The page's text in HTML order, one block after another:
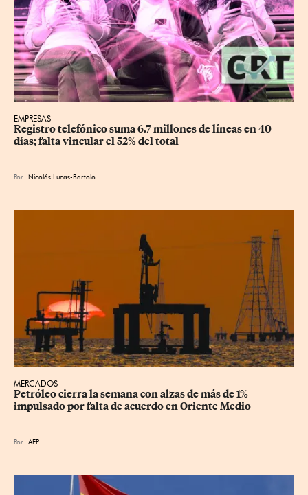
EMPRESAS
Registro telefónico suma 6.7 millones de líneas en 40
días; falta vincular el 52% del total
Por Nicolás Lucas-Bartolo
MERCADOS
Petróleo cierra la semana con alzas de más de 1%
impulsado por falta de acuerdo en Oriente Medio
Por AFP